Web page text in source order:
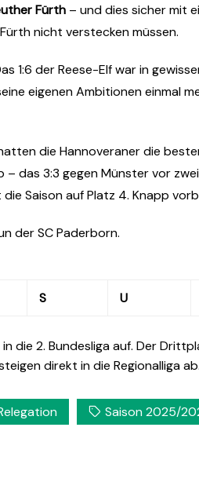
Fürth – und dies sicher mit
nicht verstecken müssen.
1:6 der Reese-Elf war in
eigenen Ambitionen einmal
die Hannoveraner die
das 3:3 gegen Münster vor
Saison auf Platz 4. Knapp
der SC Paderborn.
S U
die 2. Bundesliga auf. Der
direkt in die Regionalliga ab.
Saison 2025/